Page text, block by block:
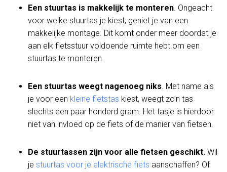
Een stuurtas is makkelijk te monteren. Ongeacht
voor welke stuurtas je kiest, geniet je van een
makkelijke montage. Dit komt onder meer doordat je
aan elk fietsstuur voldoende ruimte hebt om een
stuurtas te monteren.
Een stuurtas weegt nagenoeg niks. Met name als
je voor een kleine fietstas kiest, weegt zo’n tas
slechts een paar honderd gram. Het tasje is hierdoor
niet van invloed op de fiets of de manier van fietsen.
De stuurtassen zijn voor alle fietsen geschikt. Wil
je stuurtas voor je elektrische fiets aanschaffen? Of